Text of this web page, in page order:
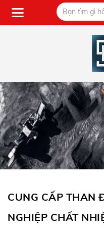
CUNG CẤP THAN
NGHIỆP CHẤT